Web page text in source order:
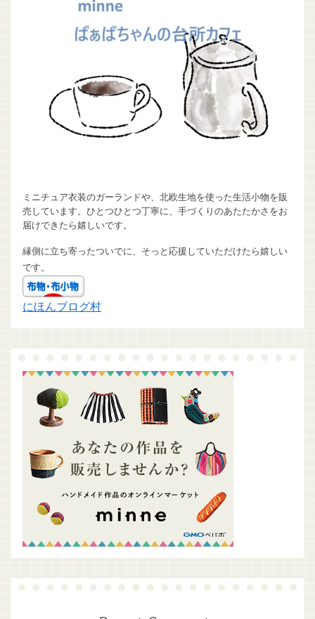
ミニチュア衣装のガーランドや、北欧生地を使った生活小物を販
売しています。ひとつひとつ丁寧に、手づくりのあたたかさをお
届けできたら嬉しいです。
縁側に立ち寄ったついでに、そっと応援していただけたら嬉しい
です。
にほんブログ村